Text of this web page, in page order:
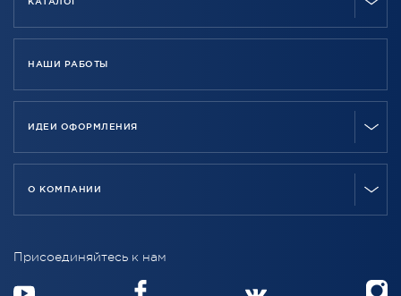
НАШИ РАБОТЫ
ИДЕИ ОФОРМЛЕНИЯ
О КОМПАНИИ
Присоединяйтесь к нам